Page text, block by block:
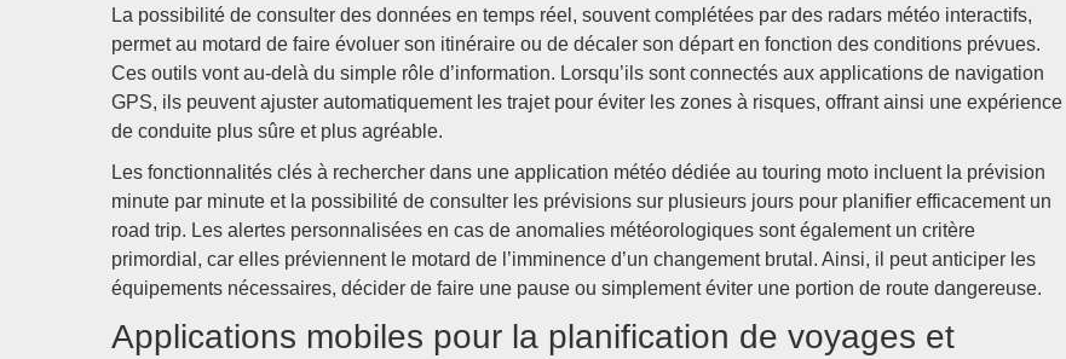
La possibilité de consulter des données en temps réel, souvent complétées par des radars météo interactifs,
permet au motard de faire évoluer son itinéraire ou de décaler son départ en fonction des conditions prévues.
Ces outils vont au-delà du simple rôle d’information. Lorsqu’ils sont connectés aux applications de navigation
GPS, ils peuvent ajuster automatiquement les trajet pour éviter les zones à risques, offrant ainsi une expérience
de conduite plus sûre et plus agréable.
Les fonctionnalités clés à rechercher dans une application météo dédiée au touring moto incluent la prévision
minute par minute et la possibilité de consulter les prévisions sur plusieurs jours pour planifier efficacement un
road trip. Les alertes personnalisées en cas de anomalies météorologiques sont également un critère
primordial, car elles préviennent le motard de l’imminence d’un changement brutal. Ainsi, il peut anticiper les
équipements nécessaires, décider de faire une pause ou simplement éviter une portion de route dangereuse.
Applications mobiles pour la planification de voyages et